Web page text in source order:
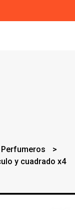
Perfumeros
y cuadrado x4